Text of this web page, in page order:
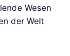
Wesen
der Welt